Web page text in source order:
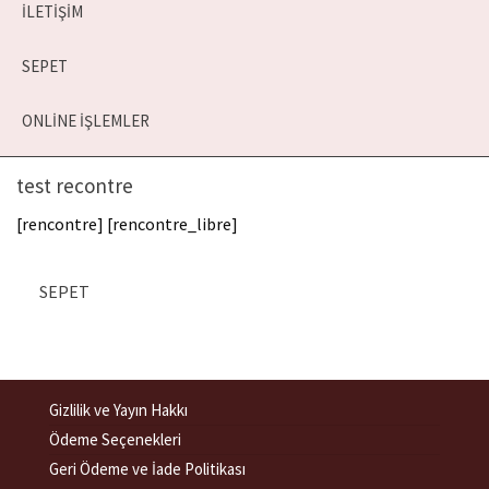
İLETIŞIM
SEPET
ONLINE İŞLEMLER
test recontre
[rencontre] [rencontre_libre]
SEPET
Gizlilik ve Yayın Hakkı
Ödeme Seçenekleri
Geri Ödeme ve İade Politikası